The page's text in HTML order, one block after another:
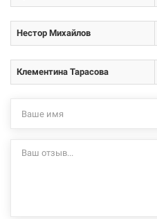
Нестор Михайлов
Клементина Тарасова